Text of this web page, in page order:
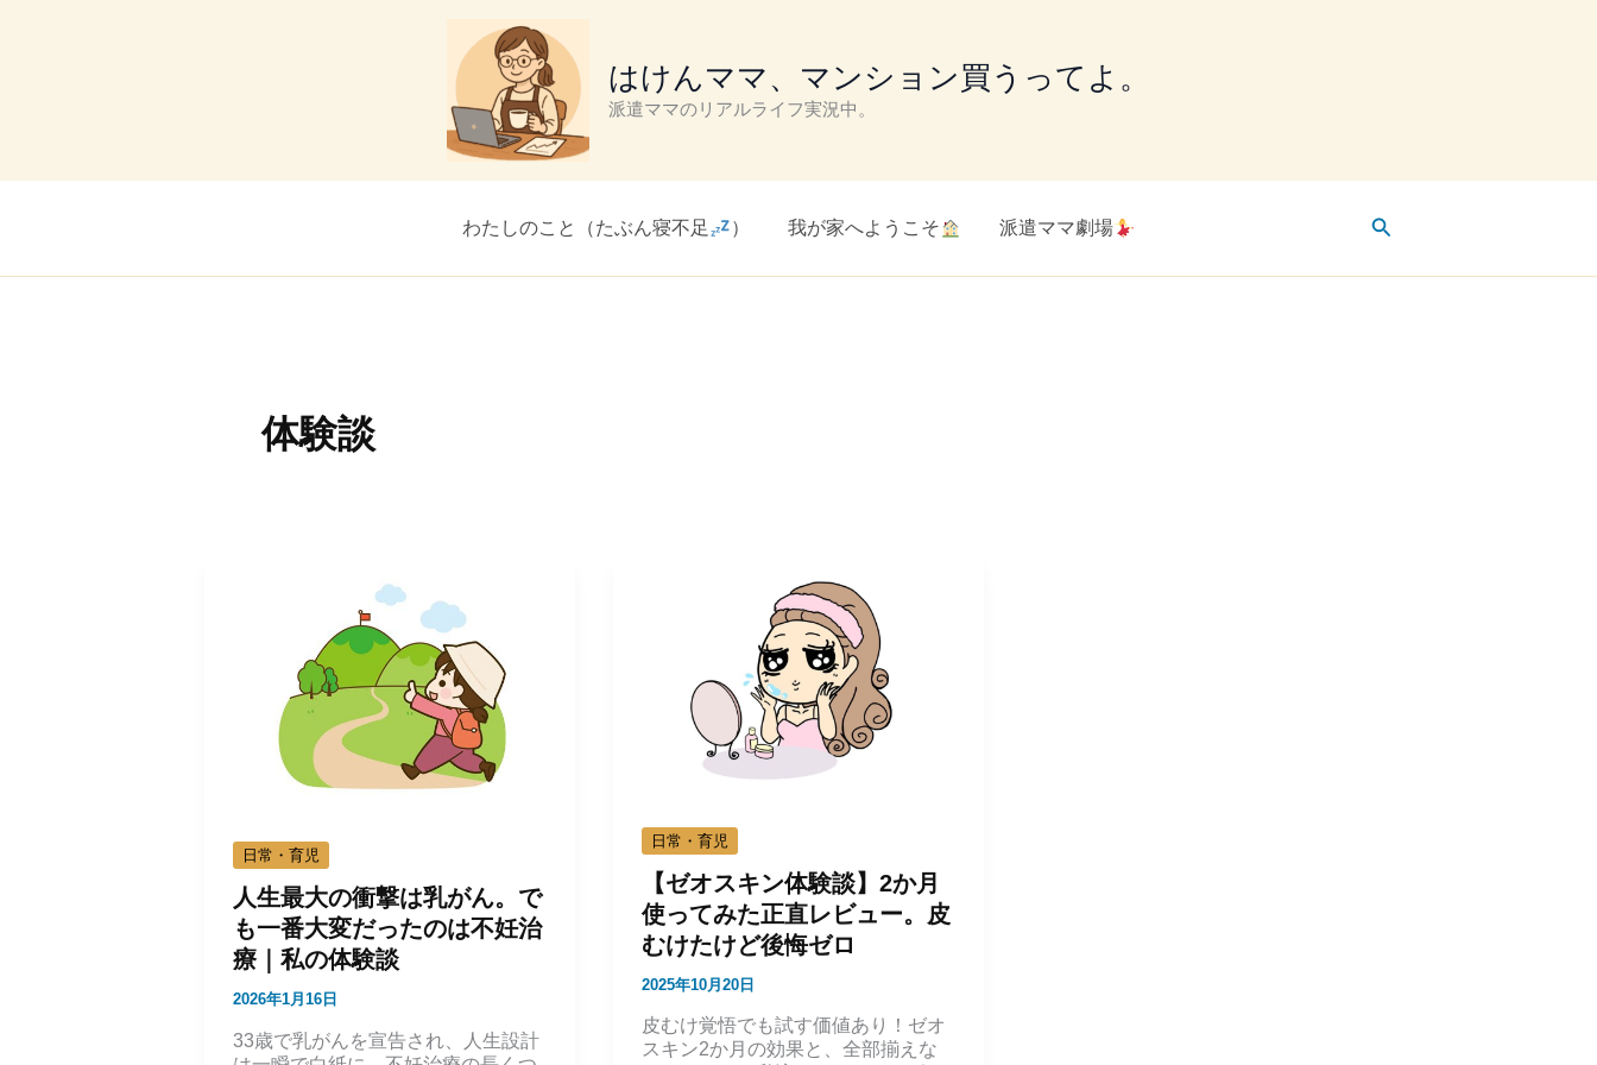
はけんママ、マンション買うってよ。
派遣ママのリアルライフ実況中。
わたしのこと（たぶん寝不足 ） 我が家へようこそ 派遣ママ劇場
検
体験談
日常・育児
人生最大の衝撃は乳がん。で
も一番大変だったのは不妊治
療｜私の体験談
2026年1月16日
33歳で乳がんを宣告され、人生設計
日常・育児
【ゼオスキン体験談】2か月
使ってみた正直レビュー。皮
むけたけど後悔ゼロ
2025年10月20日
皮むけ覚悟でも試す価値あり！ゼオ
スキン2か月の効果と、全部揃えな